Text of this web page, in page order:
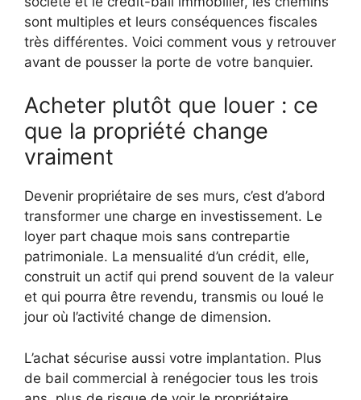
sont multiples et leurs conséquences fiscales
très différentes. Voici comment vous y retrouver
avant de pousser la porte de votre banquier.
Acheter plutôt que louer : ce
que la propriété change
vraiment
Devenir propriétaire de ses murs, c’est d’abord
transformer une charge en investissement. Le
loyer part chaque mois sans contrepartie
patrimoniale. La mensualité d’un crédit, elle,
construit un actif qui prend souvent de la valeur
et qui pourra être revendu, transmis ou loué le
jour où l’activité change de dimension.
L’achat sécurise aussi votre implantation. Plus
de bail commercial à renégocier tous les trois